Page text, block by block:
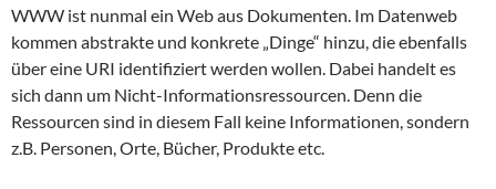
WWW ist nunmal ein Web aus Dokumenten. Im Datenweb
kommen abstrakte und konkrete „Dinge“ hinzu, die ebenfalls
über eine URI identifiziert werden wollen. Dabei handelt es
sich dann um Nicht-Informationsressourcen. Denn die
Ressourcen sind in diesem Fall keine Informationen, sondern
z.B. Personen, Orte, Bücher, Produkte etc.